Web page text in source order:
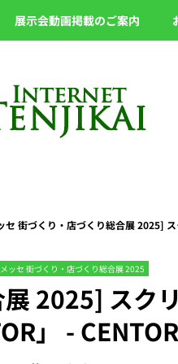
展示会動画掲載のご案内
セ 街づくり・店づくり総合展 2025]
ッセ 街づくり・店づくり総合展 2025
2025] スク
」 -